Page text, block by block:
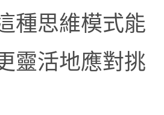
種思維模式能
靈活地應對挑